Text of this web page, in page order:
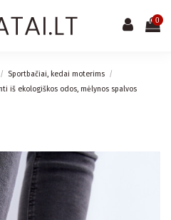
0
Sportbačiai, kedai moterims
iš ekologiškos odos, mėlynos spalvos